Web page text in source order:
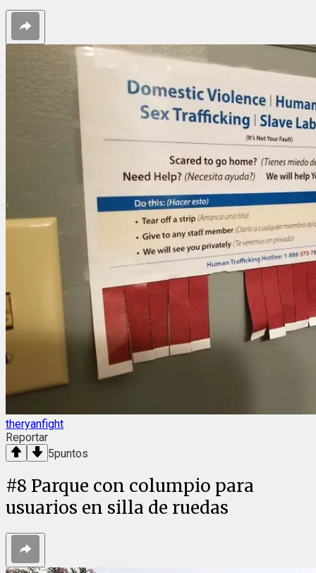
theryanfight
Reportar
5puntos
#8 Parque con columpio para
usuarios en silla de ruedas